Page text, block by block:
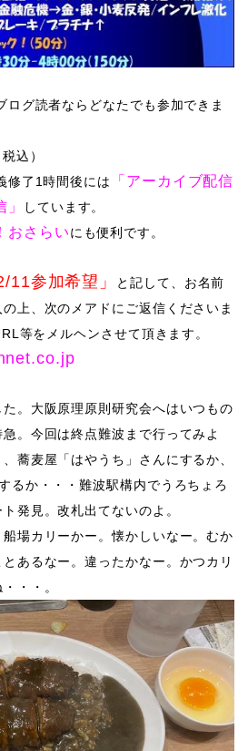
グ読者ならどなたでも参加できま
税込）
了1時間後には
「アーカイブ配信
しています。
おさらいにも便利です。
11参加希望」
と記して、お名前
上、次のメアドにご返信くださいま
等をメルヘンさせて頂きます。
。大阪原理原則研究会へはいつもの
。今回は終点難波まで行ってみよ
蕎麦屋「はやうち」さんにするか、
るか・・・難波駅構内でうろちょろ
発見。改札出てないのよ。
場カリーかー。懐かしいなー。むか
あるなー。違ったかなー。かつカリ
・・。